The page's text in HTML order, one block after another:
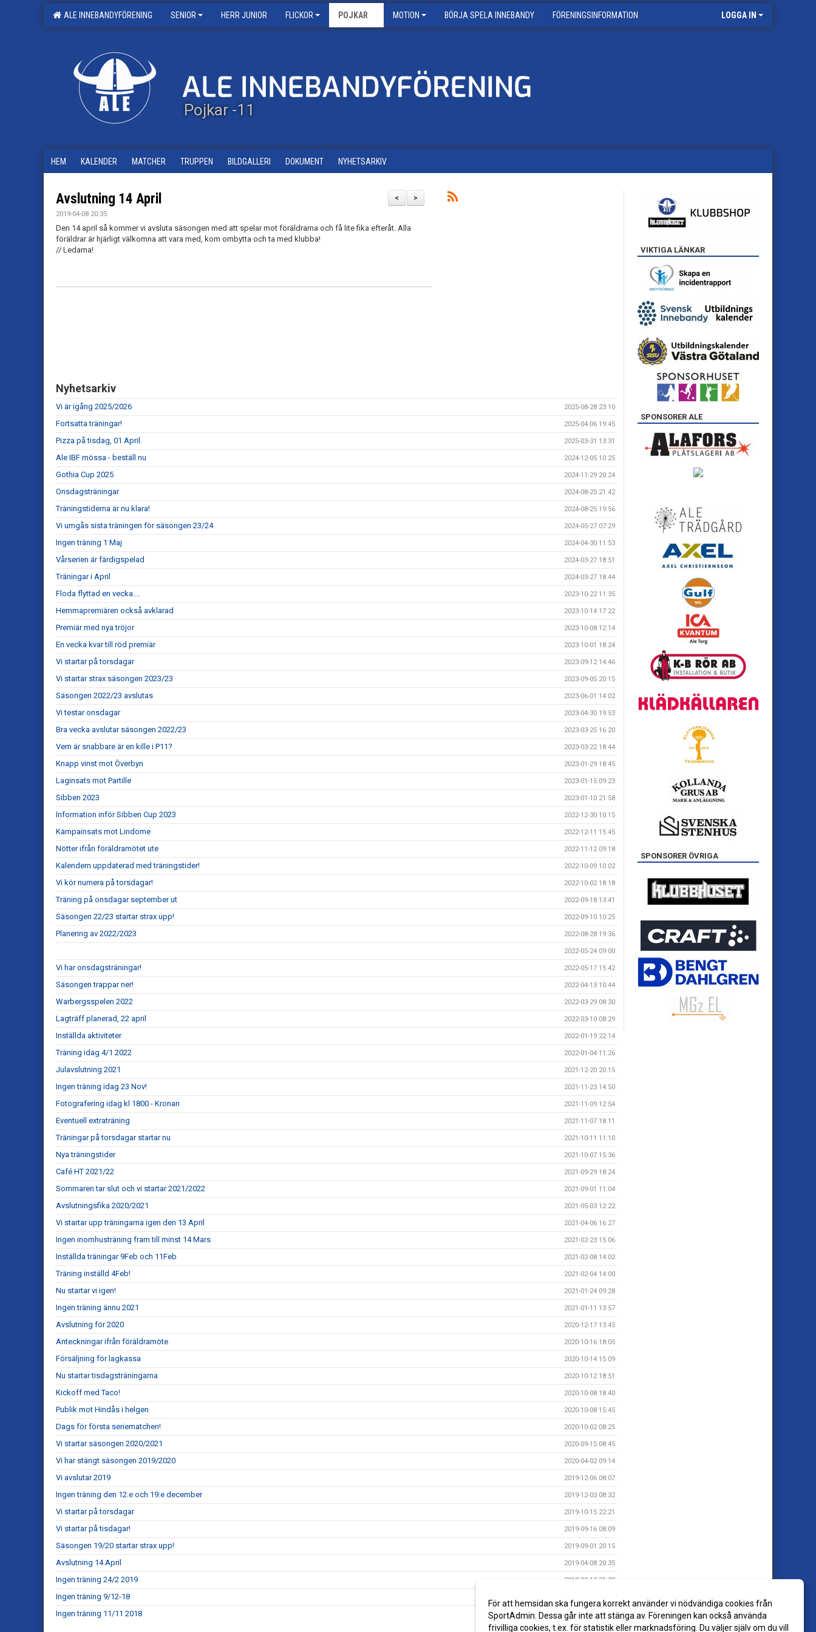
ALE INNEBANDYFÖRENING SENIOR HERR JUNIOR FLICKOR POJKAR MOTION BÖRJA SPELA INNEBANDY FÖRENINGSINFORMATION LOGGA IN
Pojkar -11
HEM KALENDER MATCHER TRUPPEN BILDGALLERI DOKUMENT NYHETSARKIV
>
<
Avslutning 14 April
2019-04-08 20:35
Den 14 april så kommer vi avsluta säsongen med att spelar mot föräldrarna och få lite fika efteråt. Alla
föräldrar är hjärligt välkomna att vara med, kom ombytta och ta med klubba!
// Ledarna!
Nyhetsarkiv
Vi är igång 2025/2026 2025-08-28 23:10
Fortsatta träningar! 2025-04-06 19:45
Pizza på tisdag, 01 April. 2025-03-31 13:31
Ale IBF mössa - beställ nu 2024-12-05 10:25
Gothia Cup 2025 2024-11-29 20:24
Onsdagsträningar 2024-08-25 21:42
Träningstiderna är nu klara! 2024-08-25 19:56
Vi umgås sista träningen för säsongen 23/24 2024-05-27 07:29
Ingen träning 1 Maj 2024-04-30 11:53
Vårserien är färdigspelad 2024-03-27 18:51
Träningar i April 2024-03-27 18:44
Floda flyttad en vecka.... 2023-10-22 11:35
Hemmapremiären också avklarad 2023-10-14 17:22
Premiär med nya tröjor 2023-10-08 12:14
En vecka kvar till röd premiär 2023-10-01 18:24
Vi startar på torsdagar 2023-09-12 14:46
Vi startar strax säsongen 2023/23 2023-09-05 20:15
Säsongen 2022/23 avslutas 2023-06-01 14:02
Vi testar onsdagar 2023-04-30 19:53
Bra vecka avslutar säsongen 2022/23 2023-03-25 16:20
Vem är snabbare är en kille i P11? 2023-03-22 18:44
Knapp vinst mot Överbyn 2023-01-29 18:45
Laginsats mot Partille 2023-01-15 09:23
Sibben 2023 2023-01-10 21:58
Information inför Sibben Cup 2023 2022-12-30 10:15
Kämpainsats mot Lindome 2022-12-11 15:45
Nötter ifrån föräldramötet ute 2022-11-12 09:18
Kalendern uppdaterad med träningstider! 2022-10-09 10:02
Vi kör numera på torsdagar! 2022-10-02 18:18
Träning på onsdagar september ut 2022-09-18 13:41
Säsongen 22/23 startar strax upp! 2022-09-10 10:25
Planering av 2022/2023 2022-08-28 19:36
2022-05-24 09:00
Vi har onsdagsträningar! 2022-05-17 15:42
Säsongen trappar ner! 2022-04-13 10:44
Warbergsspelen 2022 2022-03-29 08:30
Lagträff planerad, 22 april 2022-03-10 08:29
Inställda aktiviteter 2022-01-19 22:14
Träning idag 4/1 2022 2022-01-04 11:26
Julavslutning 2021 2021-12-20 20:15
Ingen träning idag 23 Nov! 2021-11-23 14:50
Fotografering idag kl 1800 - Kronan 2021-11-09 12:54
Eventuell extraträning 2021-11-07 18:11
Träningar på torsdagar startar nu 2021-10-11 11:10
Nya träningstider 2021-10-07 15:36
Café HT 2021/22 2021-09-29 18:24
Sommaren tar slut och vi startar 2021/2022 2021-09-01 11:04
Avslutningsfika 2020/2021 2021-05-03 12:22
Vi startar upp träningarna igen den 13 April 2021-04-06 16:27
Ingen inomhusträning fram till minst 14 Mars 2021-02-23 15:06
Inställda träningar 9Feb och 11Feb 2021-02-08 14:02
Träning inställd 4Feb! 2021-02-04 14:00
Nu startar vi igen! 2021-01-24 09:28
Ingen träning ännu 2021 2021-01-11 13:57
Avslutning för 2020 2020-12-17 13:45
Anteckningar ifrån föräldramöte 2020-10-16 18:05
Försäljning för lagkassa 2020-10-14 15:09
Nu startar tisdagsträningarna 2020-10-12 18:51
Kickoff med Taco! 2020-10-08 18:40
Publik mot Hindås i helgen 2020-10-08 15:45
Dags för första seriematchen! 2020-10-02 08:25
Vi startar säsongen 2020/2021 2020-09-15 08:45
Vi har stängt säsongen 2019/2020 2020-04-02 09:14
Vi avslutar 2019 2019-12-06 08:07
Ingen träning den 12:e och 19:e december 2019-12-03 08:32
Vi startar på torsdagar 2019-10-15 22:21
Vi startar på tisdagar! 2019-09-16 08:09
Säsongen 19/20 startar strax upp! 2019-09-01 20:15
Avslutning 14 April 2019-04-08 20:35
Ingen träning 24/2 2019 2019-02-12 21:29
Ingen träning 9/12-18
Ingen träning 11/11 2018 2018-11-08 19:35
VIKTIGA LÄNKAR
SPONSORER ALE
SPONSORER ÖVRIGA
För att hemsidan ska fungera korrekt använder vi nödvändiga cookies från
SportAdmin. Dessa går inte att stänga av. Föreningen kan också använda
frivilliga cookies, t.ex. för statistik eller marknadsföring. Du väljer själv om du vill